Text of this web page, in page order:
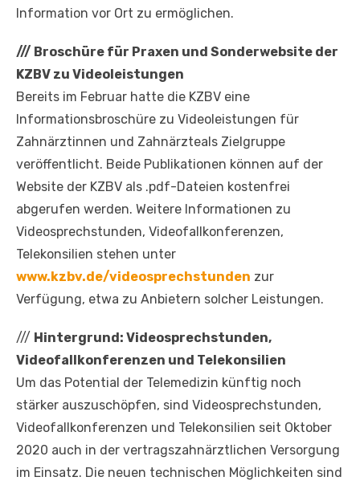
Information vor Ort zu ermöglichen.
/// Broschüre für Praxen und Sonderwebsite der
KZBV zu Videoleistungen
Bereits im Februar hatte die KZBV eine
Informationsbroschüre zu Videoleistungen für
Zahnärztinnen und Zahnärzteals Zielgruppe
veröffentlicht. Beide Publikationen können auf der
Website der KZBV als .pdf-Dateien kostenfrei
abgerufen werden. Weitere Informationen zu
Videosprechstunden, Videofallkonferenzen,
Telekonsilien stehen unter
www.kzbv.de/videosprechstunden zur
Verfügung, etwa zu Anbietern solcher Leistungen.
/// Hintergrund: Videosprechstunden,
Videofallkonferenzen und Telekonsilien
Um das Potential der Telemedizin künftig noch
stärker auszuschöpfen, sind Videosprechstunden,
Videofallkonferenzen und Telekonsilien seit Oktober
2020 auch in der vertragszahnärztlichen Versorgung
im Einsatz. Die neuen technischen Möglichkeiten sind